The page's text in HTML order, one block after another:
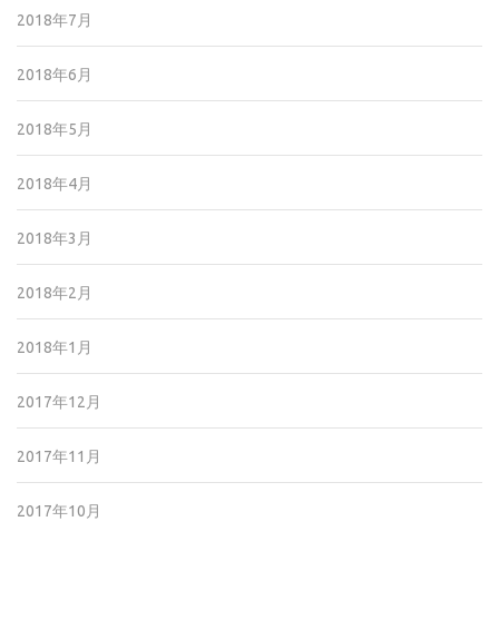
2018年7月
2018年6月
2018年5月
2018年4月
2018年3月
2018年2月
2018年1月
2017年12月
2017年11月
2017年10月